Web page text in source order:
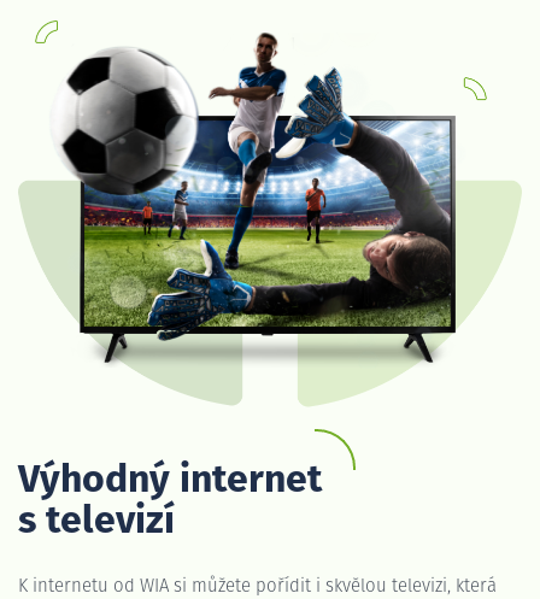
Výhodný internet
s televizí
K internetu od WIA si můžete pořídit i skvělou televizi, která